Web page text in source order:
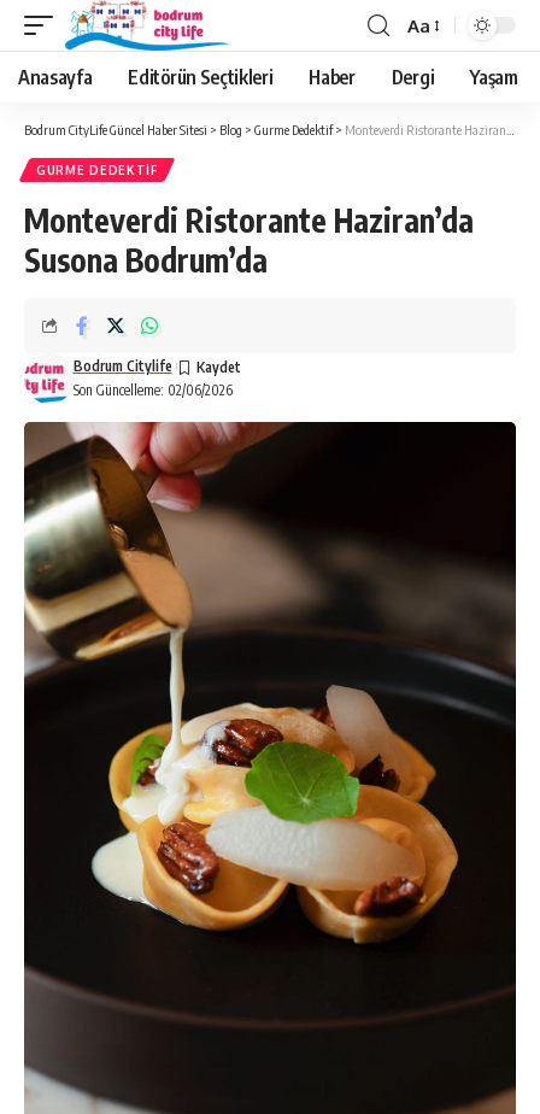
Aa
Anasayfa Editörün Seçtikleri Haber Dergi Yaşam
Bodrum CityLife Güncel Haber Sitesi > Blog > Gurme Dedektif> Monteverdi Ristorante Haziran’da Susona Bodrum’da
GURME DEDEKTIF
Monteverdi Ristorante Haziran’da
Susona Bodrum’da
Son Güncelleme: 02/06/2026
Bodrum Citylife